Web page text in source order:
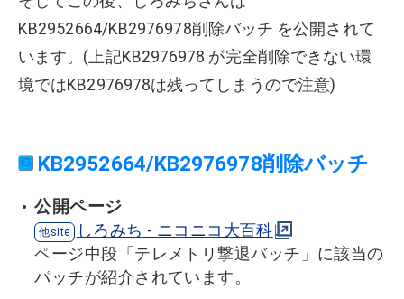
KB2952664/KB2976978削除バッチ を公開されて
います。(上記KB2976978 が完全削除できない環
境ではKB2976978は残ってしまうので注意)
KB2952664/KB2976978削除バッチ
公開ページ
しろみち - ニコニコ大百科
ページ中段「テレメトリ撃退バッチ」に該当の
パッチが紹介されています。